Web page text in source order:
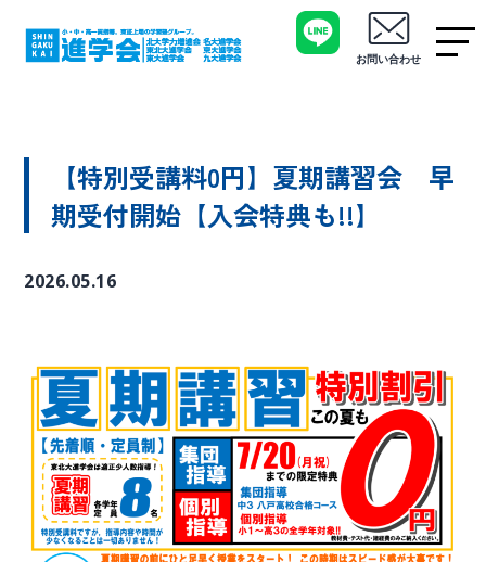
お問い合わせ
【特別受講料0円】夏期講習会 早
期受付開始【入会特典も!!】
2026.05.16